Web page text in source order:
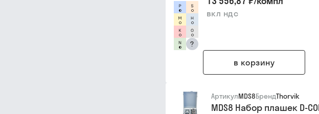
?
вкл ндс
в корзину
АртикулMDS8БрендThorvik
MDS8 Набор плашек D-